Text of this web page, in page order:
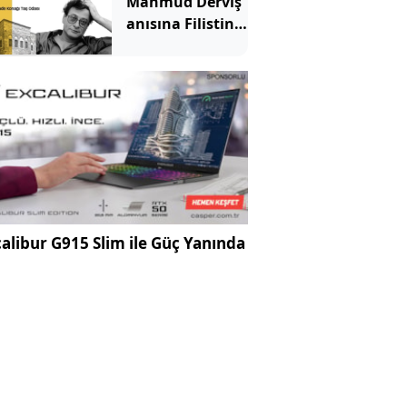
anısına Filistin
G915 Slim ile Güç Yanında